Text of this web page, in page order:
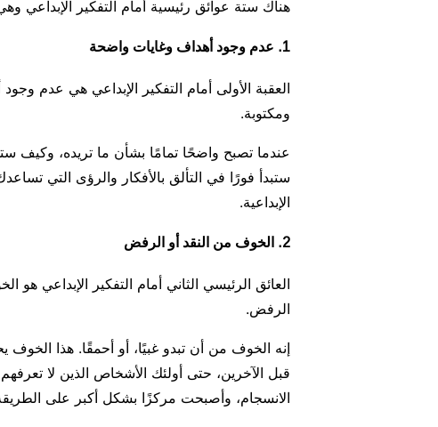
هناك ستة عوائق رئيسية أمام التفكير الإبداعي
1. عدم وجود أهداف وغايات واضحة
العقبة الأولى أمام التفكير الإبداعي هي
ومكتوبة.
عندما تصبح واضحًا تمامًا بشأن ما تريده، وكيف
ستبدأ فورًا في التألق بالأفكار والرؤى التي
الإبداعية.
2. الخوف من النقد أو الرفض
العائق الرئيسي الثاني أمام التفكير الإبداعي هو
الرفض.
إنه الخوف من أن تبدو غبيًا، أو أحمقًا. هذا
قبل الآخرين، حتى أولئك الأشخاص الذين لا
الانسجام، وأصبحت مركزًا بشكل أكبر على